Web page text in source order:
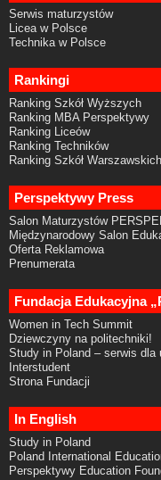
Serwis maturzystów
Licea w Polsce
Technika w Polsce
Rankingi
Ranking Szkół Wyższych
Ranking MBA Perspektywy
Ranking Liceów
Ranking Techników
Ranking Szkół Warszawskich
Perspektywy Press
Salon Maturzystów
Międzynarodowy Salon
Oferta Reklamowa
Prenumerata
Fundacja Edukacyjna
Women in Tech Summit
Dziewczyny na politechniki!
Study in Poland – serwis dla
Interstudent
Strona Fundacji
In English
Study in Poland
Poland International
Perspektywy Education